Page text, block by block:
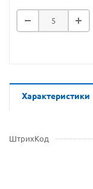
Характеристики
ШтрихКод